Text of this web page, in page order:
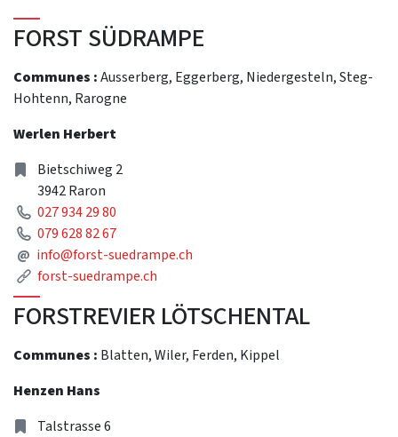
FORST SÜDRAMPE
Communes :Ausserberg, Eggerberg, Niedergesteln, Steg-
Hohtenn, Rarogne
Werlen Herbert
Address
Bietschiweg 2
3942 Raron
Phone
027 934 29 80
Phone
079 628 82 67
@ Mail
info@forst-suedrampe.ch
Link
forst-suedrampe.ch
FORSTREVIER LÖTSCHENTAL
Communes : Blatten, Wiler, Ferden, Kippel
Henzen Hans
Address
Talstrasse 6